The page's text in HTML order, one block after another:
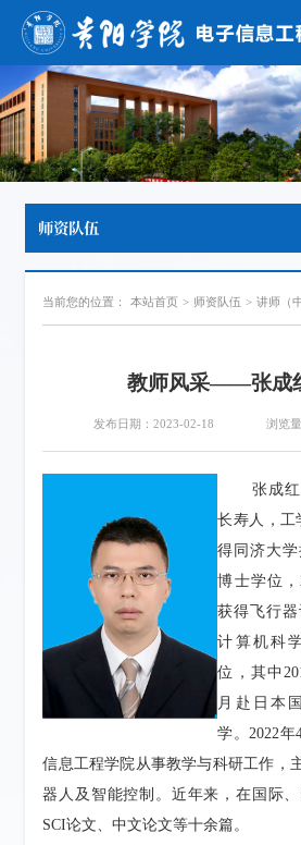
师资队伍
当前您的位置： 本站首页 > 师资队伍 > 讲师（
教师风采——张成
发布日期：2023-02-18 浏览量
张成
长寿人，工
得同济大
博士学位，
获得飞行
计算机科
位，其中
月赴日本
学。2022
信息工程学院从事教学与科研工作，
器人及智能控制。近年来，在国际
SCI论文、中文论文等十余篇。